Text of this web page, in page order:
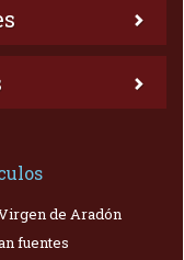
de Aradón
fuentes